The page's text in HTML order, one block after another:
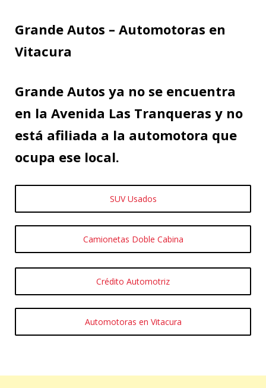
Grande Autos – Automotoras en
Vitacura
Grande Autos ya no se encuentra
en la Avenida Las Tranqueras y no
está afiliada a la automotora que
ocupa ese local.
SUV Usados
Camionetas Doble Cabina
Crédito Automotriz
Automotoras en Vitacura